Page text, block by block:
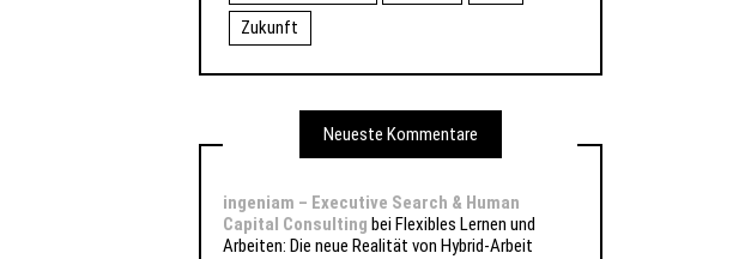
Zukunft
Neueste Kommentare
ingeniam – Executive Search & Human
Capital Consulting bei Flexibles Lernen und
Arbeiten: Die neue Realität von Hybrid-Arbeit